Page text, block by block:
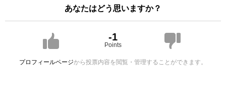
あなたはどう思いますか？
-1
Points
プロフィールページから投票内容を閲覧・管理することができます。